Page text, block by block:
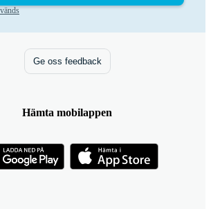
Ge oss feedback
Hämta mobilappen